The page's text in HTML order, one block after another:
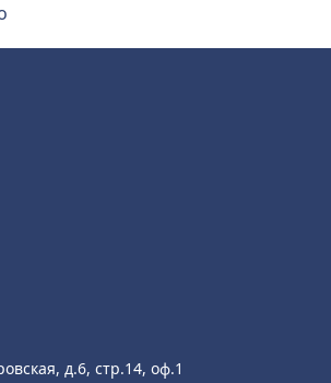
д.6, стр.14, оф.1